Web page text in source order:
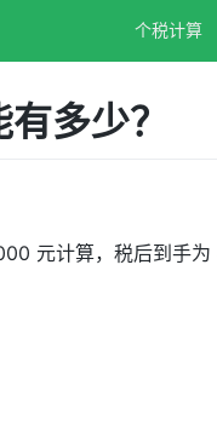
个税计算
多少？
元计算，税后到手为